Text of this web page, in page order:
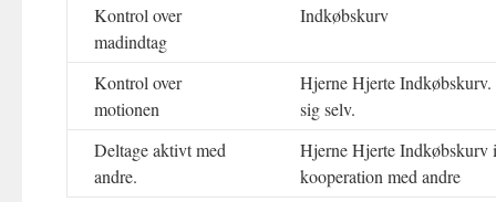
Kontrol over
madindtag
Indkøbskurv
Kontrol over
motionen
Hjerne Hjerte Indkøbskurv.
sig selv.
Deltage aktivt med
andre.
Hjerne Hjerte Indkøbskurv i
kooperation med andre